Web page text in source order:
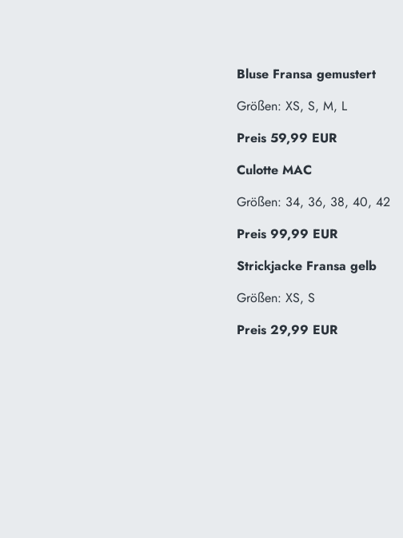
Bluse Fransa gemustert
Größen: XS, S, M, L
Preis 59,99 EUR
Culotte MAC
Größen: 34, 36, 38, 40, 42
Preis 99,99 EUR
Strickjacke Fransa gelb
Größen: XS, S
Preis 29,99 EUR